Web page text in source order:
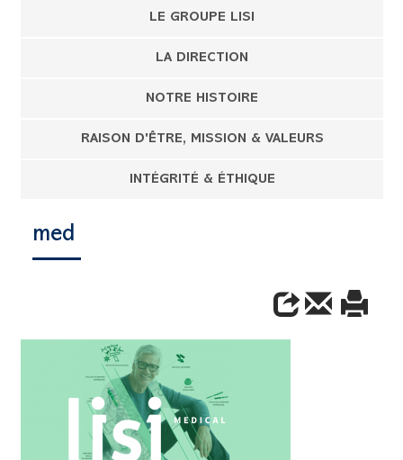
LE GROUPE LISI
LA DIRECTION
NOTRE HISTOIRE
RAISON D'ÊTRE, MISSION & VALEURS
INTÉGRITÉ & ÉTHIQUE
med